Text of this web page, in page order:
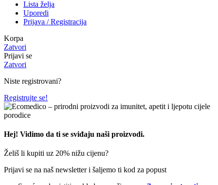
Lista želja
Uporedi
Prijava / Registracija
Korpa
Zatvori
Prijavi se
Zatvori
Niste registrovani?
Registrujte se!
Hej! Vidimo da ti se sviđaju naši proizvodi.
Želiš li kupiti uz 20% nižu cijenu?
Prijavi se na naš newsletter i šaljemo ti kod za popust